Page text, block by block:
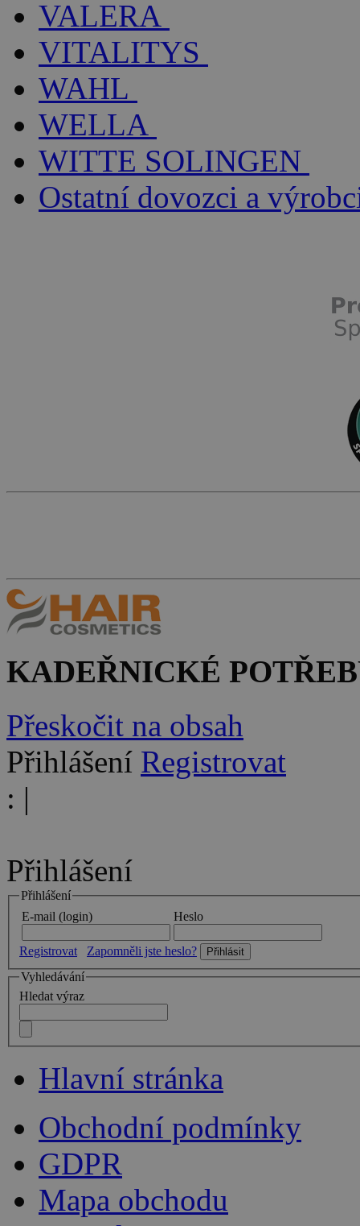
VALERA
VITALITYS
WAHL
WELLA
WITTE SOLINGEN
Ostatní dovozci a
KADEŘNICKÉ
Přeskočit na obsah
Přihlášení Registrovat
: |
Přihlášení
Přihlášení
E-mail (login)
Heslo
Registrovat
Zapomněli jste heslo?
Vyhledávání
Hledat výraz
Hlavní stránka
Obchodní podmínky
GDPR
Mapa obchodu